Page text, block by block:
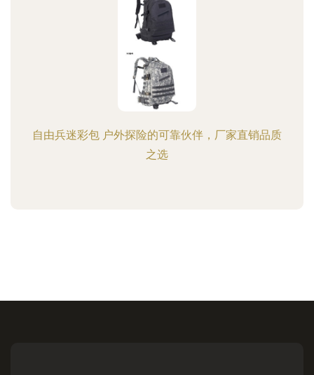
自由兵迷彩包 户外探险的可靠伙伴，厂家直销品质
之选